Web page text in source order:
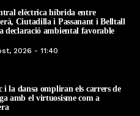
elèctrica híbrida entre
Ciutadilla i Passanant i Belltall
declaració ambiental favorable
2026 - 11:40
i la dansa ompliran els carrers de
amb el virtuosisme com a